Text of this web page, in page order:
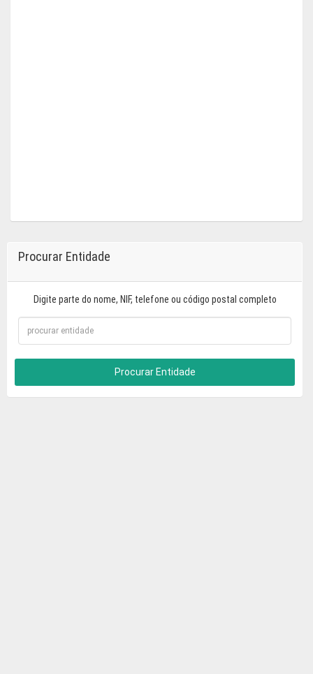
Procurar Entidade
Digite parte do nome, NIF, telefone ou código postal completo
Procurar Entidade